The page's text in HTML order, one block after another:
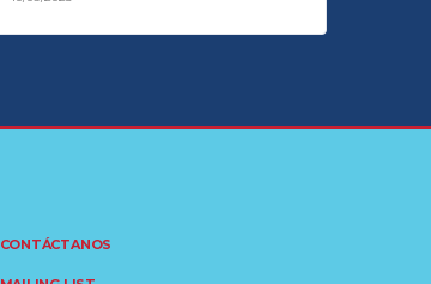
CONTÁCTANOS